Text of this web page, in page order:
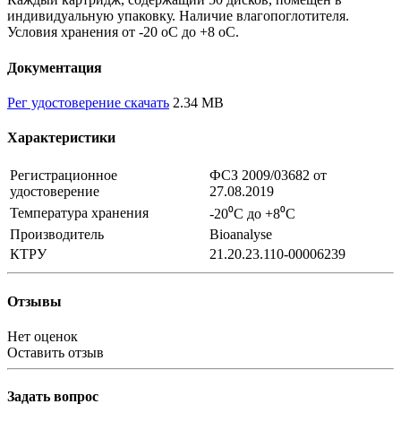
индивидуальную упаковку. Наличие влагопоглотителя.
Условия хранения от -20 оС до +8 оС.
Документация
Рег удостоверение скачать 2.34 MB
Характеристики
Регистрационное
удостоверение
ФСЗ 2009/03682 от
27.08.2019
Температура хранения
-20⁰С до +8⁰С
Производитель
Bioanalyse
КТРУ
21.20.23.110-00006239
Отзывы
Нет оценок
Оставить отзыв
Задать вопрос